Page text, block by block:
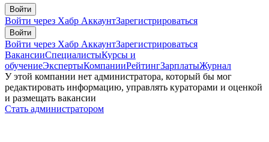
Войти
Войти через Хабр АккаунтЗарегистрироваться
Войти
Войти через Хабр АккаунтЗарегистрироваться
ВакансииСпециалистыКурсы и
обучениеЭкспертыКомпанииРейтингЗарплатыЖурнал
У этой компании нет администратора, который бы мог
редактировать информацию, управлять кураторами и оценкой
и размещать вакансии
Стать администратором